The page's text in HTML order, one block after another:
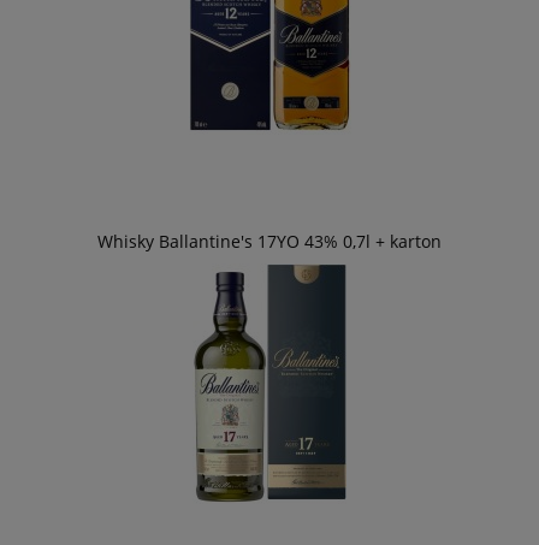
Whisky Ballantine's 17YO 43% 0,7l + karton